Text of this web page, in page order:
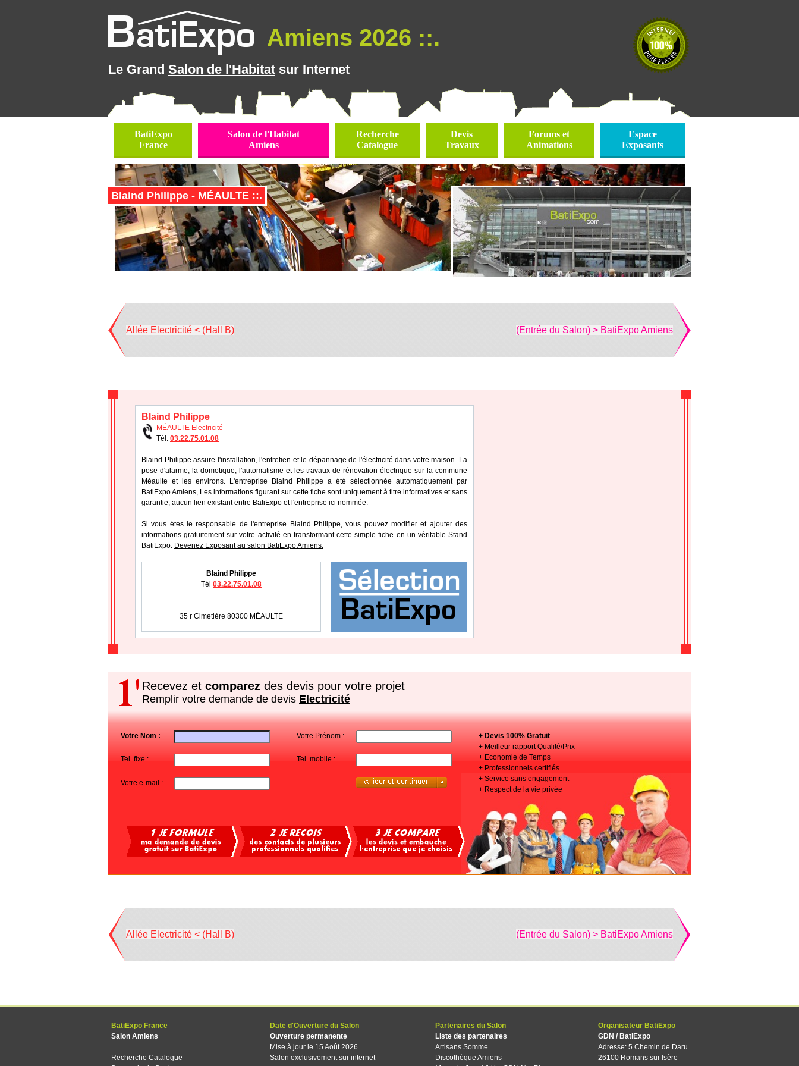
Amiens 2026 ::.
Le Grand Salon de l'Habitat sur Internet
BatiExpo
France
Salon de l'Habitat
Amiens
Recherche
Catalogue
Devis
Travaux
Forums et
Animations
Espace
Exposants
Blaind Philippe - MÉAULTE ::.
Allée Electricité < (Hall B) (Entrée du Salon) > BatiExpo Amiens
Blaind Philippe
MÉAULTE Electricité
Tél. 03.22.75.01.08
Blaind Philippe assure l'installation, l'entretien et le dépannage de l'électricité dans votre maison. La
pose d'alarme, la domotique, l'automatisme et les travaux de rénovation électrique sur la commune
Méaulte et les environs. L'entreprise Blaind Philippe a été sélectionnée automatiquement par
BatiExpo Amiens, Les informations figurant sur cette fiche sont uniquement à titre informatives et sans
garantie, aucun lien existant entre BatiExpo et l'entreprise ici nommée.
Si vous étes le responsable de l'entreprise Blaind Philippe, vous pouvez modifier et ajouter des
informations gratuitement sur votre activité en transformant cette simple fiche en un véritable Stand
BatiExpo. Devenez Exposant au salon BatiExpo Amiens.
Blaind Philippe
Tél 03.22.75.01.08
35 r Cimetière 80300 MÉAULTE
Recevez et comparez des devis pour votre projet
Remplir votre demande de devis Electricité
Votre Nom : Votre Prénom :
+ Devis 100% Gratuit
+ Meilleur rapport Qualité/Prix
+ Economie de Temps
+ Professionnels certifiés
+ Service sans engagement
+ Respect de la vie privée
Tel. fixe : Tel. mobile :
Votre e-mail :
Allée Electricité < (Hall B) (Entrée du Salon) > BatiExpo Amiens
BatiExpo France
Salon Amiens
Recherche Catalogue
Date d'Ouverture du Salon
Ouverture permanente
Mise à jour le 15 Août 2026
Salon exclusivement sur internet
Partenaires du Salon
Liste des partenaires
Artisans Somme
Discothèque Amiens
Organisateur BatiExpo
GDN / BatiExpo
Adresse: 5 Chemin de Daru
26100 Romans sur Isère